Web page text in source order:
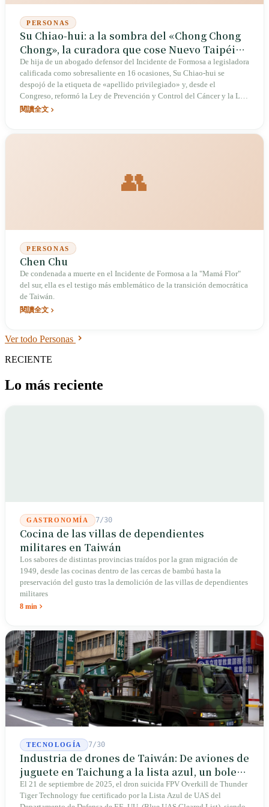
PERSONAS
Su Chiao-hui: a la sombra del «Chong Chong
Chong», la curadora que cose Nuevo Taipéi
con ley y detalle
De hija de un abogado defensor del Incidente de Formosa a legisladora
calificada como sobresaliente en 16 ocasiones, Su Chiao-hui se
despojó de la etiqueta de «apellido privilegiado» y, desde el
Congreso, reformó la Ley de Prevención y Control del Cáncer y la Ley
de Desarrollo de la Industria Deportiva para dotar al derecho de una
閱讀全文
👥
PERSONAS
Chen Chu
De condenada a muerte en el Incidente de Formosa a la "Mamá Flor"
del sur, ella es el testigo más emblemático de la transición democrática
de Taiwán.
閱讀全文
Ver todo Personas
RECIENTE
Lo más reciente
GASTRONOMÍA 7/30
Cocina de las villas de dependientes
militares en Taiwán
Los sabores de distintas provincias traídos por la gran migración de
1949, desde las cocinas dentro de las cercas de bambú hasta la
preservación del gusto tras la demolición de las villas de dependientes
militares
8 min
TECNOLOGÍA 7/30
Industria de drones de Taiwán: De aviones de
juguete en Taichung a la lista azul, un boleto
de entrada para Thunder Tiger
El 21 de septiembre de 2025, el dron suicida FPV Overkill de Thunder
Tiger Technology fue certificado por la Lista Azul de UAS del